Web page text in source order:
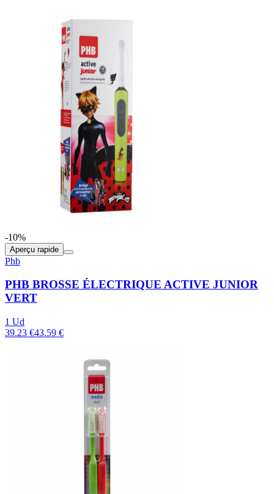
-10%
Aperçu rapide
Phb
PHB BROSSE ÉLECTRIQUE ACTIVE JUNIOR
VERT
1 Ud
39.23 €43.59 €